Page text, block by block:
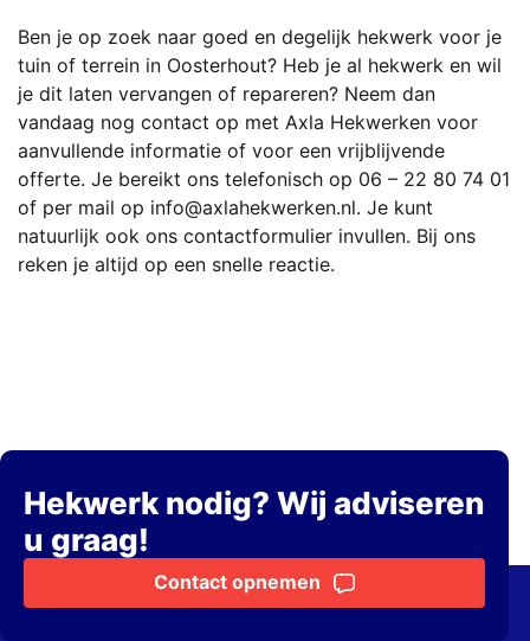
Ben je op zoek naar goed en degelijk hekwerk voor je
tuin of terrein in Oosterhout? Heb je al hekwerk en wil
je dit laten vervangen of repareren? Neem dan
vandaag nog contact op met Axla Hekwerken voor
aanvullende informatie of voor een vrijblijvende
offerte. Je bereikt ons telefonisch op 06 – 22 80 74 01
of per mail op info@axlahekwerken.nl. Je kunt
natuurlijk ook ons contactformulier invullen. Bij ons
reken je altijd op een snelle reactie.
Hekwerk nodig? Wij adviseren
u graag!
Contact opnemen